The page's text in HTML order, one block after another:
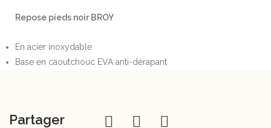
Repose pieds noir BROY
En acier inoxydable
Base en caoutchouc EVA anti-dérapant
Partager